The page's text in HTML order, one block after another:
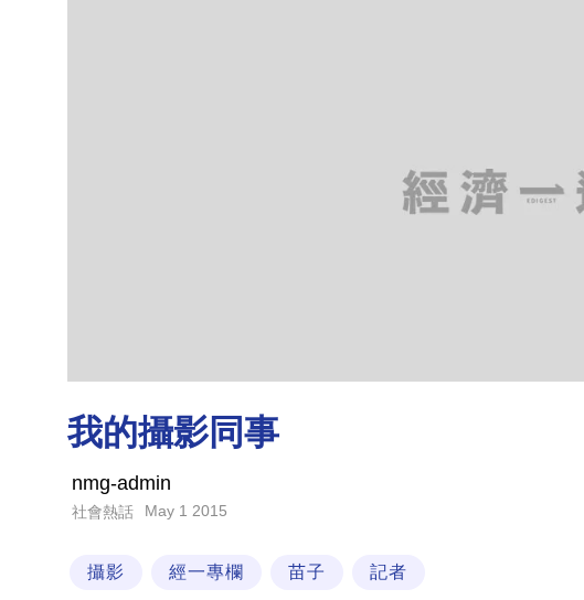
我的攝影同事
nmg-admin
社會熱話 May 1 2015
攝影 經一專欄 苗子 記者